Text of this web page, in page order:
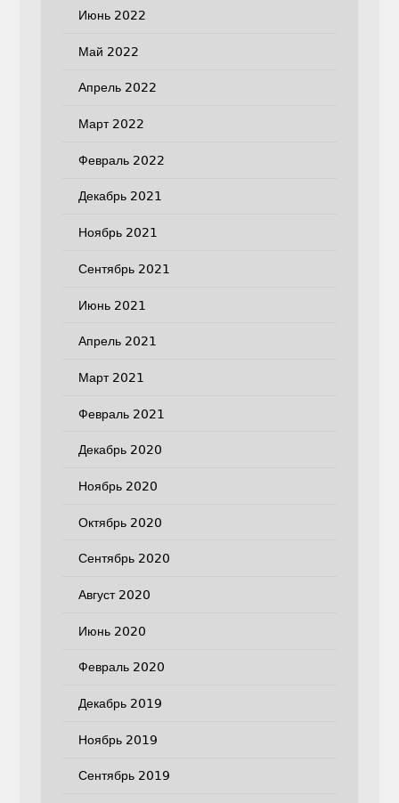
Июнь 2022
Май 2022
Апрель 2022
Март 2022
Февраль 2022
Декабрь 2021
Ноябрь 2021
Сентябрь 2021
Июнь 2021
Апрель 2021
Март 2021
Февраль 2021
Декабрь 2020
Ноябрь 2020
Октябрь 2020
Сентябрь 2020
Август 2020
Июнь 2020
Февраль 2020
Декабрь 2019
Ноябрь 2019
Сентябрь 2019